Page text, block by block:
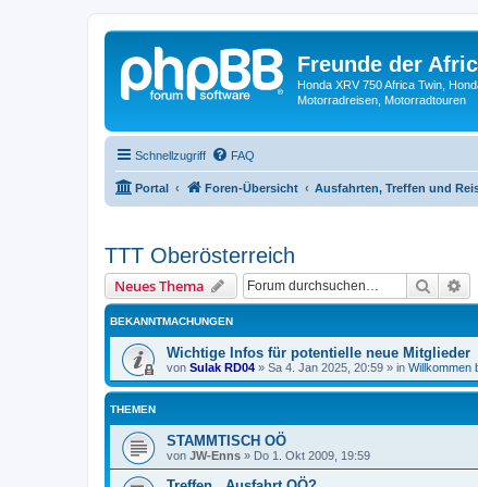
Freunde der
Honda XRV 750 Africa Twin,
Motorradreisen, Motorradtouren
Schnellzugriff FAQ
Portal Foren-Übersicht Ausfahrten, Treffen und
TTT Oberösterreich
Neues Thema Suche
BEKANNTMACHUNGEN
Wichtige Infos für potentielle neue Mitglieder
von Sulak RD04 » Sa 4. Jan 2025, 20:59 » in Willkommen
THEMEN
STAMMTISCH OÖ
von JW-Enns » Do 1. Okt 2009, 19:59